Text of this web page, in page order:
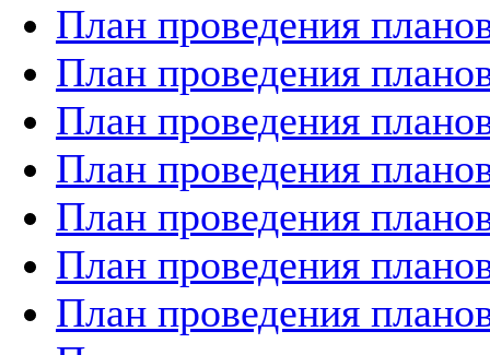
План проведения
План проведения
План проведения
План проведения
План проведения
План проведения
План проведения